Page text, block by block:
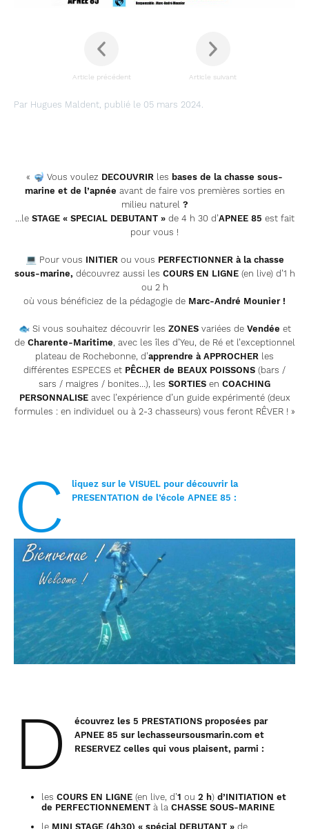
Article précédent Article suivant
Par Hugues Maldent, publié le 05 mars 2024.
« 🤿 Vous voulez DECOUVRIR les bases de la chasse sous-
marine et de l’apnée avant de faire vos premières sorties en
milieu naturel ?
…le STAGE « SPECIAL DEBUTANT »de 4 h 30 d’APNEE 85 est fait
pour vous !
💻 Pour vous INITIER ou vous PERFECTIONNER à la chasse
sous-marine, découvrez aussi les COURS EN LIGNE (en live) d’1 h
ou 2 h
où vous bénéficiez de la pédagogie de Marc-André Mounier !
🐟 Si vous souhaitez découvrir les ZONES variées de Vendée et
de Charente-Maritime, avec les îles d’Yeu, de Ré et l’exceptionnel
plateau de Rochebonne, d’apprendre à APPROCHER les
différentes ESPECES et PÊCHER de BEAUX POISSONS (bars /
sars / maigres / bonites…), les SORTIES en COACHING
PERSONNALISEavec l’expérience d’un guide expérimenté (deux
formules : en individuel ou à 2-3 chasseurs) vous feront RÊVER ! »
C
liquez sur le VISUEL pour découvrir la
PRESENTATION de l’école APNEE 85 :
D écouvrez les 5 PRESTATIONS proposées par
APNEE 85 sur lechasseursousmarin.com et
RESERVEZ celles qui vous plaisent, parmi :
les COURS EN LIGNE (en live, d’1 ou 2 h) d’INITIATION et
de PERFECTIONNEMENT à la CHASSE SOUS-MARINE
le MINI STAGE (4h30) « spécial DEBUTANT » de